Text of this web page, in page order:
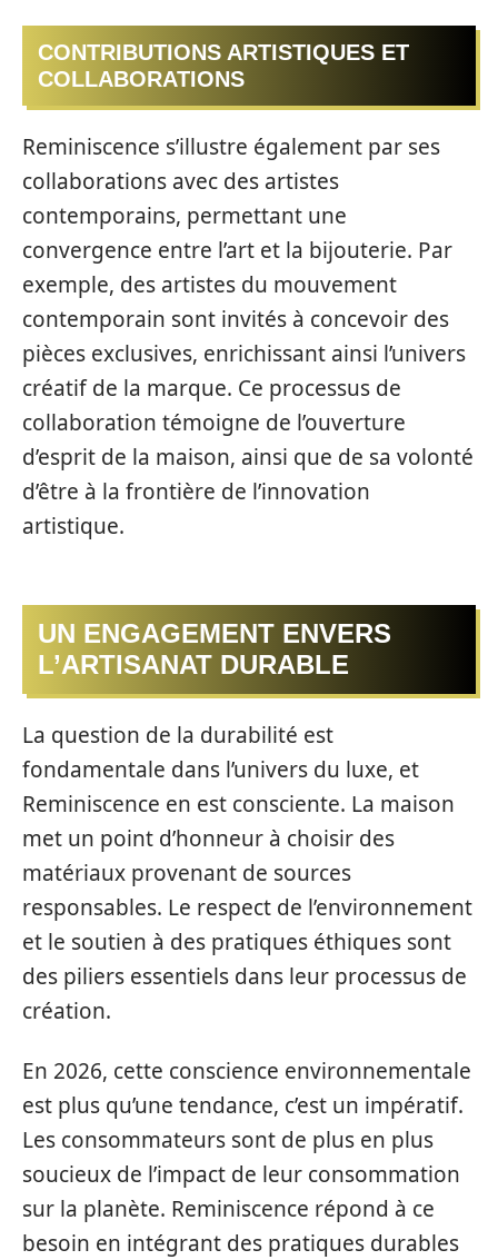
CONTRIBUTIONS ARTISTIQUES ET
COLLABORATIONS
Reminiscence s’illustre également par ses
collaborations avec des artistes
contemporains, permettant une
convergence entre l’art et la bijouterie. Par
exemple, des artistes du mouvement
contemporain sont invités à concevoir des
pièces exclusives, enrichissant ainsi l’univers
créatif de la marque. Ce processus de
collaboration témoigne de l’ouverture
d’esprit de la maison, ainsi que de sa volonté
d’être à la frontière de l’innovation
artistique.
UN ENGAGEMENT ENVERS
L’ARTISANAT DURABLE
La question de la durabilité est
fondamentale dans l’univers du luxe, et
Reminiscence en est consciente. La maison
met un point d’honneur à choisir des
matériaux provenant de sources
responsables. Le respect de l’environnement
et le soutien à des pratiques éthiques sont
des piliers essentiels dans leur processus de
création.
En 2026, cette conscience environnementale
est plus qu’une tendance, c’est un impératif.
Les consommateurs sont de plus en plus
soucieux de l’impact de leur consommation
sur la planète. Reminiscence répond à ce
besoin en intégrant des pratiques durables